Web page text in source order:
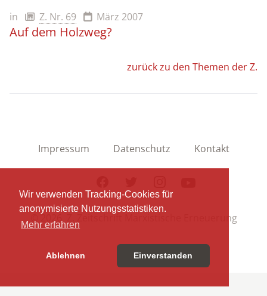
Wir verwenden Tracking-Cookies für
anonymisierte Nutzungsstatistiken.
Mehr erfahren
Ablehnen Einverstanden
in Z. Nr. 69 März 2007
Auf dem Holzweg?
zurück zu den Themen der Z.
Impressum Datenschutz Kontakt
© 2026 Z. Zeitschrift Marxistische Erneuerung